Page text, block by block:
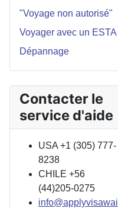
"Voyage non autorisé"
Voyager avec un ESTA
Dépannage
Contacter le
service d'aide
USA +1 (305) 777-
8238
CHILE +56
(44)205-0275
info@applyvisawai